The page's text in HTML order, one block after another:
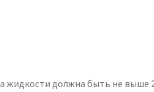
жидкости должна быть не выше